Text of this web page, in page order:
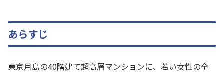
あらすじ
東京月島の40階建て超高層マンションに、若い女性の全